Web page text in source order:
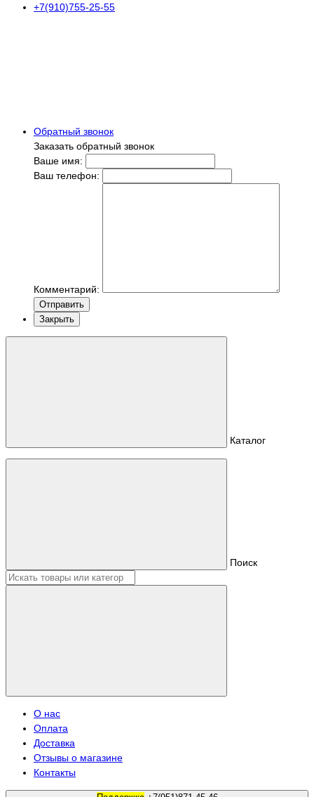
+7(910)755-25-55
Обратный звонок
Заказать обратный звонок
Ваше имя:
Ваш телефон:
Комментарий:
Отправить
Закрыть
Каталог
Поиск
О нас
Оплата
Доставка
Отзывы о магазине
Контакты